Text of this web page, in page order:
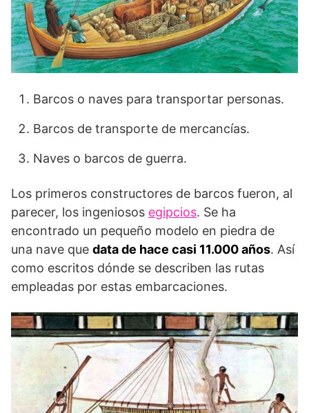
Barcos o naves para transportar personas.
Barcos de transporte de mercancías.
Naves o barcos de guerra.
Los primeros constructores de barcos fueron, al
parecer, los ingeniosos egipcios. Se ha
encontrado un pequeño modelo en piedra de
una nave que data de hace casi 11.000 años. Así
como escritos dónde se describen las rutas
empleadas por estas embarcaciones.